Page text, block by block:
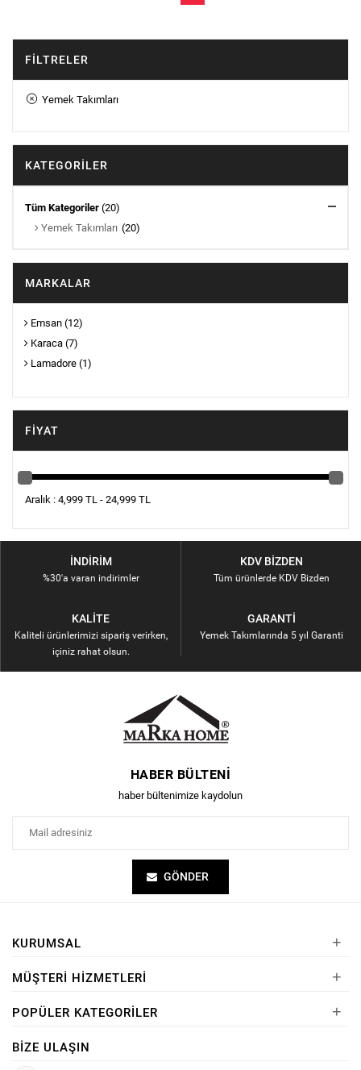
FILTRELER
Yemek Takımları
KATEGORILER
Tüm Kategoriler (20)
Yemek Takımları (20)
MARKALAR
Emsan (12)
Karaca (7)
Lamadore (1)
FIYAT
Aralık : 4,999 TL - 24,999 TL
İNDIRIM
%30'a varan indirimler
KDV BIZDEN
Tüm ürünlerde KDV Bizden
KALITE
Kaliteli ürünlerimizi sipariş verirken,
içiniz rahat olsun.
GARANTI
Yemek Takımlarında 5 yıl Garanti
HABER BÜLTENI
haber bültenimize kaydolun
GÖNDER
KURUMSAL +
MÜŞTERI HIZMETLERI +
POPÜLER KATEGORILER +
BIZE ULAŞIN